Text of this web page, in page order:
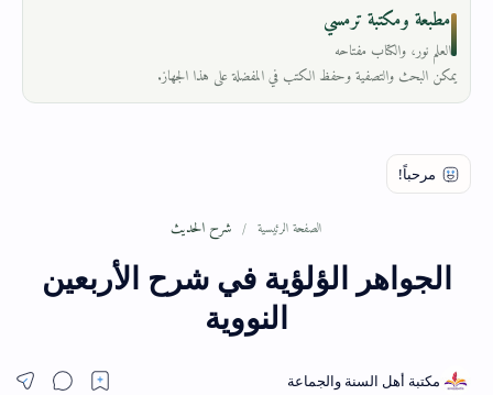
مطبعة ومكتبة ترمسي
العلم نور، والكتاب مفتاحه
يمكن البحث والتصفية وحفظ الكتب في المفضلة على هذا الجهاز.
الصفحة الرئيسية شرح الحديث
الجواهر الؤلؤية في شرح الأربعين
النووية